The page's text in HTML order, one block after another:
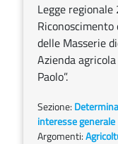
Legge
Riconoscimento
delle Masserie
Azienda
Paolo”.
Sezione:
interesse generale
Argomenti: